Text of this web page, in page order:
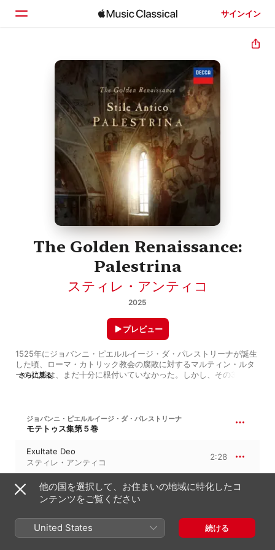
サインイン
ホーム
見つける
検索
The Golden Renaissance:
Palestrina
スティレ・アンティコ
2025
1525年にジョバンニ・ピエルルイージ・ダ・パレストリーナが誕生
した頃、ローマ・カトリック教会の腐敗に対するマルティン・ルタ
ーの抗議は、まだ十分に根付いていなかった。しかし、その35年後
礼文をはっきり伝えるというものだ。
このミサ曲を教会音楽の救世主とみなしたのかをはっきりと示して
いる。レコーディングの時には、指揮者がいない状態で合唱団のメ
ンバーが輪になって歌っているので、歌手たちは音楽そのものにな
重厚さがあり、驚異的なまでの繊細さもある。その繊細さは
『Gloria』の「Qui tollis」で絶妙に表現され、重厚さは「Tu es
さらに見る
プレビュー
ジョバンニ・ピエルルイージ・ダ・パレストリーナ
モテトゥス集第５巻
Exultate Deo
スティレ・アンティコ
2:28
ジョバンニ・ピエルルイージ・ダ・パレストリーナ
教皇マルチェルスのミサ曲
a. Kyrie eleison
スティレ・アンティコ
1:36
他の国を選択して、お住まいの地域に特化したコ
ンテンツをご覧ください
United States 続ける